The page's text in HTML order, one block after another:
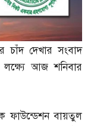
চাঁদ দেখার সংবাদ
লক্ষ্যে আজ শনিবার
ফাউন্ডেশন বায়তুল